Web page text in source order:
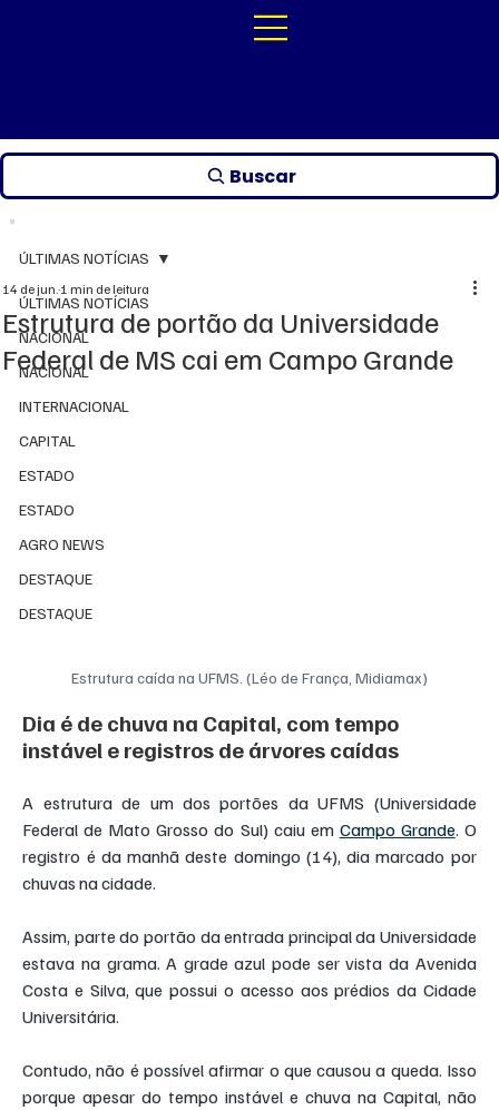
Buscar
ÚLTIMAS NOTÍCIAS
NACIONAL
NACIONAL
INTERNACIONAL
CAPITAL
ESTADO
ESTADO
AGRO NEWS
DESTAQUE
DESTAQUE
ÚLTIMAS NOTÍCIAS
Estrutura de portão da Universidade
Federal de MS cai em Campo Grande
14 de jun.1 min de leitura
Estrutura caída na UFMS. (Léo de França, Midiamax)
Dia é de chuva na Capital, com tempo
instável e registros de árvores caídas
A estrutura de um dos portões da UFMS (Universidade
Federal de Mato Grosso do Sul) caiu em Campo Grande. O
registro é da manhã deste domingo (14), dia marcado por
chuvas na cidade.
Assim, parte do portão da entrada principal da Universidade
estava na grama. A grade azul pode ser vista da Avenida
Costa e Silva, que possui o acesso aos prédios da Cidade
Universitária.
Contudo, não é possível afirmar o que causou a queda. Isso
porque apesar do tempo instável e chuva na Capital, não